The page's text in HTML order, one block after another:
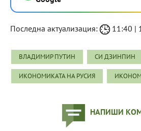
Последна актуализация: 11:40 |
ВЛАДИМИР ПУТИН СИ ДЗИНПИН
ИКОНОМИКАТА НА РУСИЯ
НАПИШИ